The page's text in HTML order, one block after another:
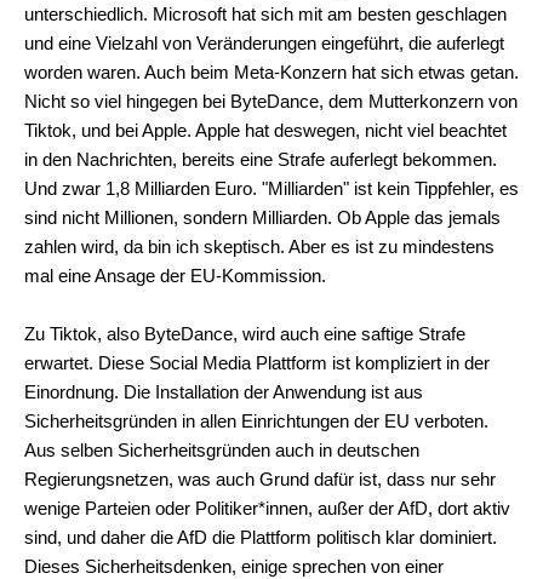
unterschiedlich. Microsoft hat sich mit am besten geschlagen
und eine Vielzahl von Veränderungen eingeführt, die auferlegt
worden waren. Auch beim Meta-Konzern hat sich etwas getan.
Nicht so viel hingegen bei ByteDance, dem Mutterkonzern von
Tiktok, und bei Apple. Apple hat deswegen, nicht viel beachtet
in den Nachrichten, bereits eine Strafe auferlegt bekommen.
Und zwar 1,8 Milliarden Euro. "Milliarden" ist kein Tippfehler, es
sind nicht Millionen, sondern Milliarden. Ob Apple das jemals
zahlen wird, da bin ich skeptisch. Aber es ist zu mindestens
mal eine Ansage der EU-Kommission.
Zu Tiktok, also ByteDance, wird auch eine saftige Strafe
erwartet. Diese Social Media Plattform ist kompliziert in der
Einordnung. Die Installation der Anwendung ist aus
Sicherheitsgründen in allen Einrichtungen der EU verboten.
Aus selben Sicherheitsgründen auch in deutschen
Regierungsnetzen, was auch Grund dafür ist, dass nur sehr
wenige Parteien oder Politiker*innen, außer der AfD, dort aktiv
sind, und daher die AfD die Plattform politisch klar dominiert.
Dieses Sicherheitsdenken, einige sprechen von einer